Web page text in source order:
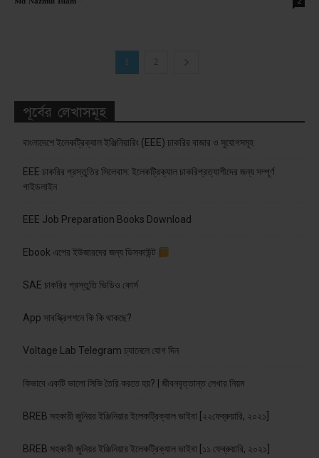
Md Nazmul Islam
2
পূর্বের লেখাসমূহ
বাংলাদেশে ইলেকট্রিক্যাল ইঞ্জিনিয়ারিং (EEE) চাকরির বাজার ও সুযোগসমূহ
EEE চাকরির প্রস্তুতির সিলেবাস: ইলেকট্রিক্যাল চাকরিপ্রত্যাশীদের জন্য সম্পূর্ণ
গাইডলাইন
EEE Job Preparation Books Download
Ebook এপের ইউজারদের জন্য ডিসকাউন্ট
SAE চাকরির প্রস্তুতি ভিডিও কোর্স
App সাবস্ক্রিপশনে কি কি থাকছে?
Voltage Lab Telegram চ্যানেলে যোগ দিন
কিভাবে একটি ভালো সিভি তৈরি করতে হয়? | জীবনবৃত্তান্ত লেখার নিয়ম
BREB সহকারী জুনিয়র ইঞ্জিনিয়ার ইলেকট্রিক্যাল ভাইবা [২২ফেব্রুয়ারি, ২০২১]
BREB সহকারী জুনিয়র ইঞ্জিনিয়ার ইলেকট্রিক্যাল ভাইবা [১১ ফেব্রুয়ারি, ২০২১]